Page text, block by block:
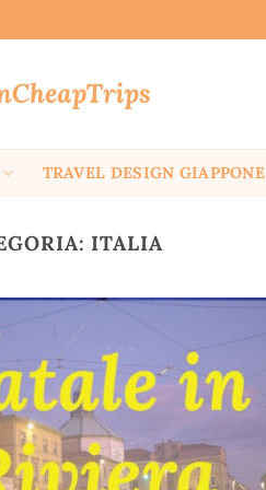
TRAVEL DESIGN GIAPPONE
ITALIA